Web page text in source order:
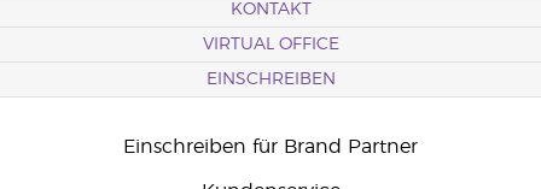
KONTAKT
VIRTUAL OFFICE
EINSCHREIBEN
Einschreiben für Brand Partner